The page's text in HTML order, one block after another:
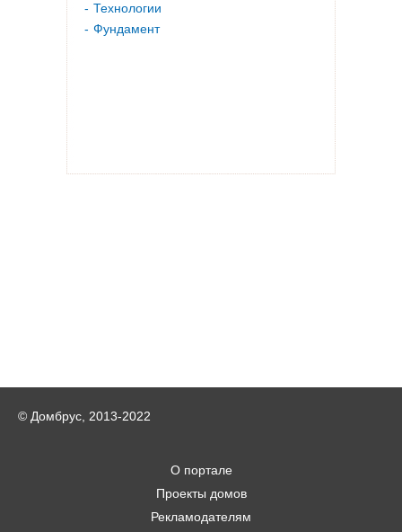
Технологии
Фундамент
© Домбрус, 2013-2022
О портале
Проекты домов
Рекламодателям